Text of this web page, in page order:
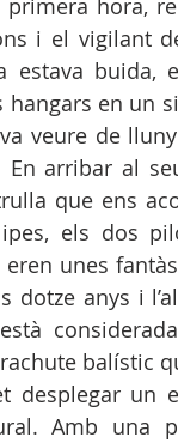
primera hora,
i el vigilant
estava
hangars en un
veure de
arribar al
que ens
els dos
unes
dotze anys i
balístic
desplegar un
Amb una